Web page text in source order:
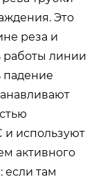
Это
реза и
работы линии
падение
и используют
активного
если там